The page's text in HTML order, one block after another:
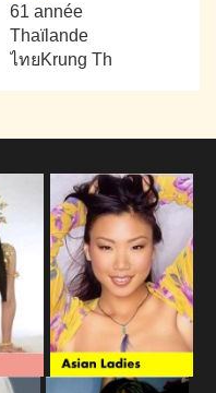
61 année
Thaïlande
ไทยKrung Th